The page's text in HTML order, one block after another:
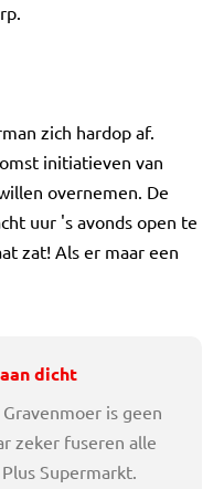
zich hardop af.
initiatieven van
overnemen. De
uur 's avonds open te
zat! Als er maar een
dicht
is geen
zeker fuseren alle
Supermarkt.